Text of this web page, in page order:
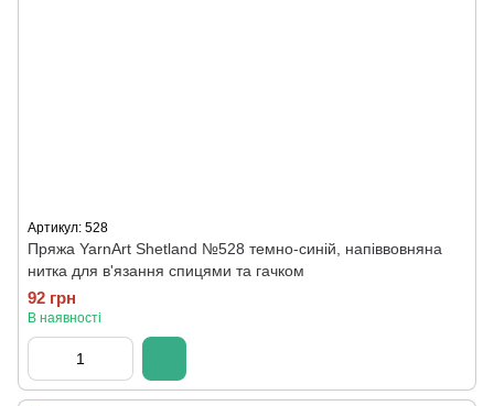
Артикул: 528
Пряжа YarnArt Shetland №528 темно-синій, напіввовняна
нитка для в'язання спицями та гачком
92 грн
В наявності